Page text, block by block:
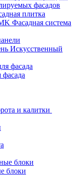
фасадов
плитка
Фасадная система
Искусственный
и калитки
блоки